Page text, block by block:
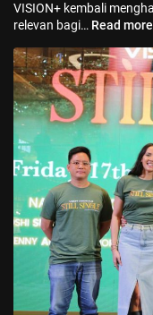
VISION+ kembali
relevan bagi… Read more